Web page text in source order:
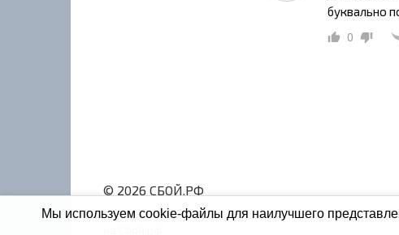
буквально
0
© 2026 СБОЙ.РФ
При использовании данных мониторинга на своих
Мы используем cookie-файлы для наилучшего